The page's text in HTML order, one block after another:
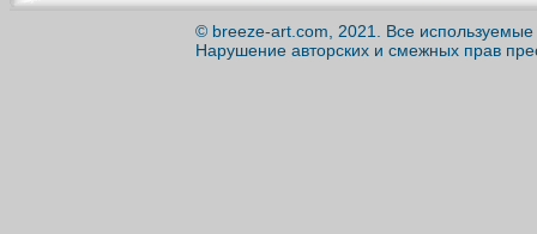
© breeze-art.com, 2021. Все
Нарушение авторских и смежных прав